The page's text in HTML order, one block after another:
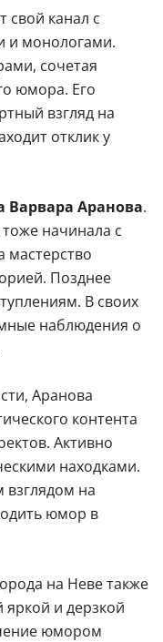
свой канал с
и монологами.
сочетая
юмора. Его
взгляд на
отклик у
Варвара Аранова.
начинала с
мастерство
Позднее
В своих
наблюдения о
Аранова
контента
Активно
находками.
на
юмор в
на Неве также
яркой и дерзкой
юмором